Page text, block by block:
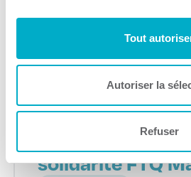
Tout
Autoriser la
Refuser
Consulter le site Web
FTQ – Fonds
solidarité FTQ